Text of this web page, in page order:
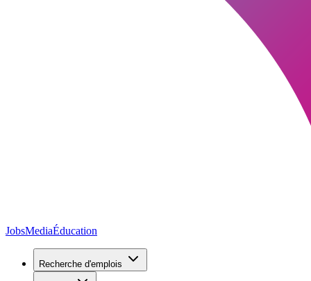
JobsMediaÉducation
Recherche d'emplois